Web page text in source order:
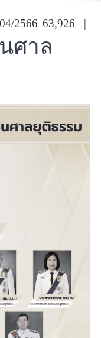
ศาล
2566 63,926 |